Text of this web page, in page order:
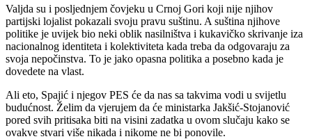
Valjda su i posljednjem čovjeku u Crnoj Gori koji nije njihov
partijski lojalist pokazali svoju pravu suštinu. A suština njihove
politike je uvijek bio neki oblik nasilništva i kukavičko skrivanje iza
nacionalnog identiteta i kolektiviteta kada treba da odgovaraju za
svoja nepočinstva. To je jako opasna politika a posebno kada je
dovedete na vlast.
Ali eto, Spajić i njegov PES će da nas sa takvima vodi u svijetlu
budućnost. Želim da vjerujem da će ministarka Jakšić-Stojanović
pored svih pritisaka biti na visini zadatka u ovom slučaju kako se
ovakve stvari više nikada i nikome ne bi ponovile.